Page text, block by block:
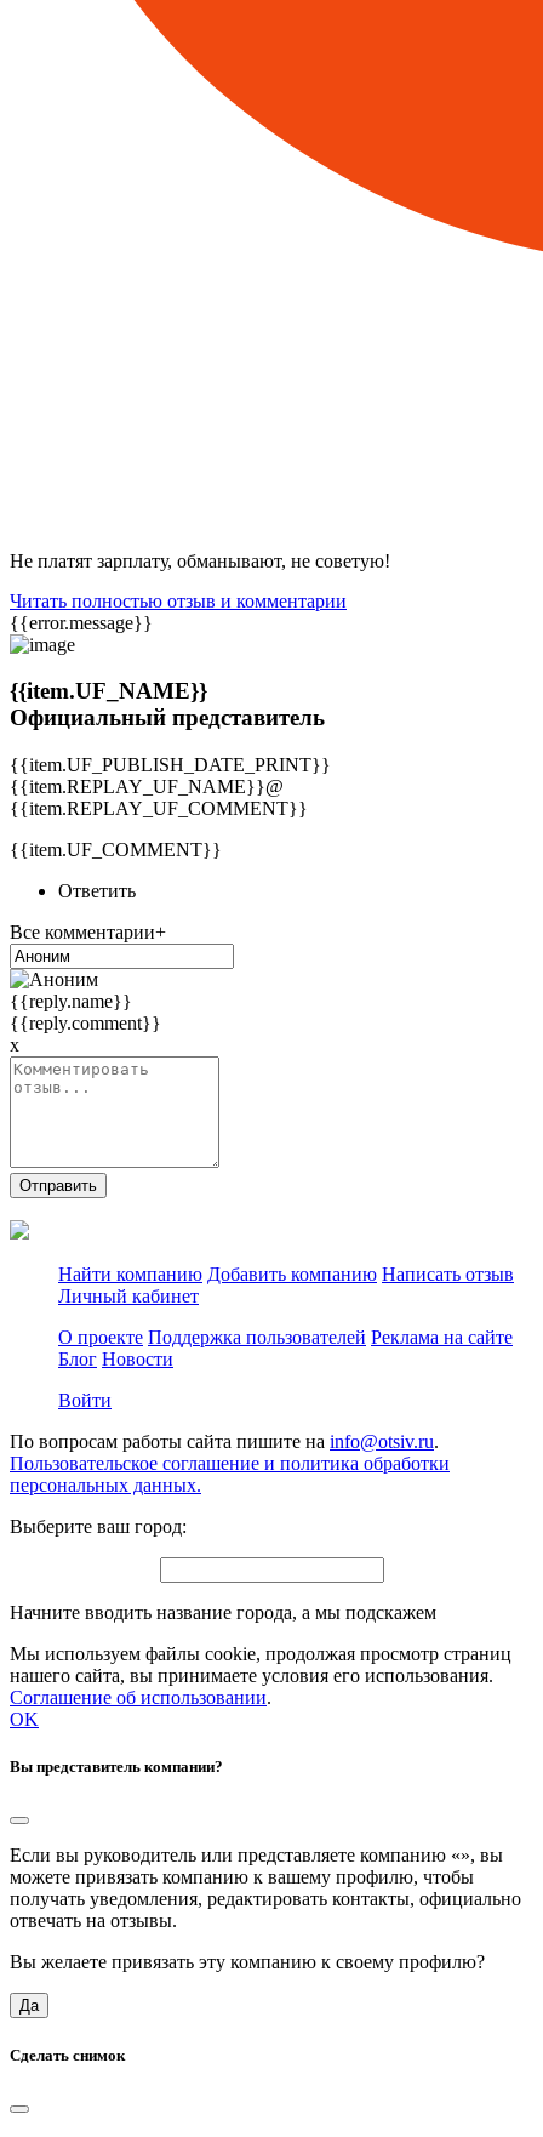
Не платят зарплату, обманывают, не советую!
Читать полностью отзыв и комментарии
{{error.message}}
{{item.UF_NAME}}
Официальный представитель
{{item.UF_PUBLISH_DATE_PRINT}}
{{item.REPLAY_UF_NAME}}@
{{item.REPLAY_UF_COMMENT}}
{{item.UF_COMMENT}}
Ответить
Все комментарии+
{{reply.name}}
{{reply.comment}}
x
Отправить
Найти компанию Добавить компанию Написать отзыв
Личный кабинет
О проекте Поддержка пользователей Реклама на сайте
Блог Новости
Войти
По вопросам работы сайта пишите на info@otsiv.ru.
Пользовательское соглашение и политика обработки
персональных данных.
Выберите ваш город:
Начните вводить название города, а мы подскажем
Мы используем файлы cookie, продолжая просмотр страниц
нашего сайта, вы принимаете условия его использования.
Соглашение об использовании.
OK
Вы представитель компании?
Если вы руководитель или представляете компанию «», вы
можете привязать компанию к вашему профилю, чтобы
получать уведомления, редактировать контакты, официально
отвечать на отзывы.
Вы желаете привязать эту компанию к своему профилю?
Да
Сделать снимок